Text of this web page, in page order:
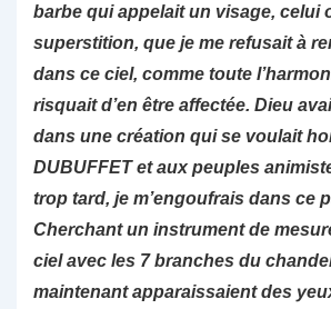
barbe qui appelait un visage, celui
superstition, que je me refusait à
dans ce ciel, comme toute
risquait d’en être affectée. Dieu
dans une création qui se voulait
DUBUFFET et aux peuples
trop tard, je m’engoufrais dans ce
Cherchant un instrument de
ciel avec les 7 branches du
maintenant apparaissaient des